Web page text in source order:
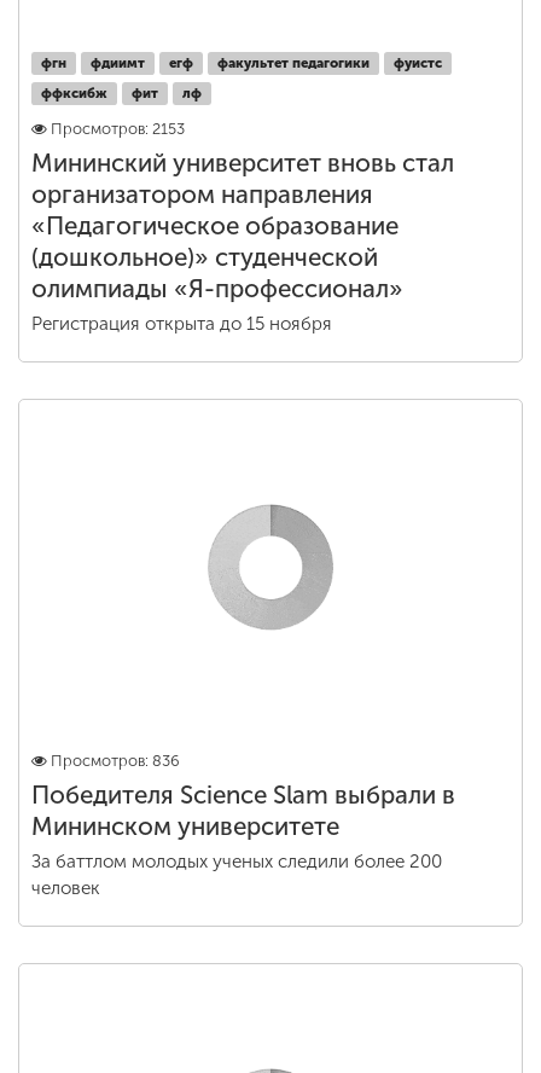
фгн фдиимт егф факультет педагогики
фуистс
ффксибж
фит лф
Просмотров: 2153
Мининский университет вновь стал
организатором направления
«Педагогическое образование
(дошкольное)» студенческой
олимпиады «Я-профессионал»
Регистрация открыта до 15 ноября
Просмотров: 836
Победителя Science Slam выбрали в
Мининском университете
За баттлом молодых ученых следили более 200
человек